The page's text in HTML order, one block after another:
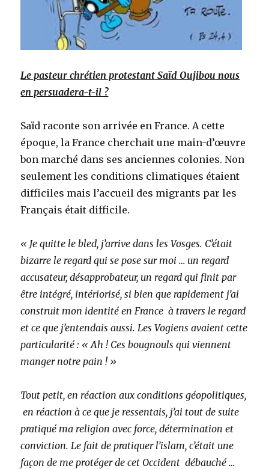
Le pasteur chrétien protestant Saïd Oujibou nous
en persuadera-t-il ?
Saïd raconte son arrivée en France. A cette
époque, la France cherchait une main-d’œuvre
bon marché dans ses anciennes colonies. Non
seulement les conditions climatiques étaient
difficiles mais l’accueil des migrants par les
Français était difficile.
« Je quitte le bled, j’arrive dans les Vosges. C’était
bizarre le regard qui se pose sur moi … un regard
accusateur, désapprobateur, un regard qui finit par
être intégré, intériorisé, si bien que rapidement j’ai
construit mon identité en France à travers le regard
et ce que j’entendais aussi. Les Vogiens avaient cette
particularité : « Ah ! Ces bougnouls qui viennent
manger notre pain ! »
Tout petit, en réaction aux conditions géopolitiques,
en réaction à ce que je ressentais, j’ai tout de suite
pratiqué ma religion avec force, détermination et
conviction. Le fait de pratiquer l’islam, c’était une
façon de me protéger de cet Occident débauché …